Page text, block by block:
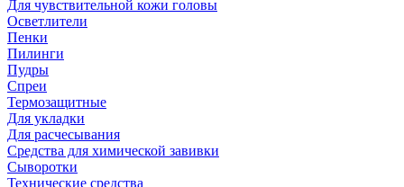
Для чувствительной кожи головы
Осветлители
Пенки
Пилинги
Пудры
Спреи
Термозащитные
Для укладки
Для расчесывания
Средства для химической завивки
Сыворотки
Технические средства